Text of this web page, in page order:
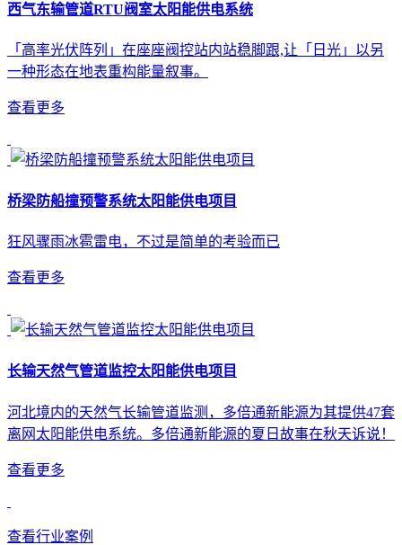
西气东输管道RTU阀室太阳能供电系统
「高率光伏阵列」在座座阀控站内站稳脚跟,让「日光」以另
一种形态在地表重构能量叙事。
查看更多
桥梁防船撞预警系统太阳能供电项目
狂风骤雨冰雹雷电，不过是简单的考验而已
查看更多
长输天然气管道监控太阳能供电项目
河北境内的天然气长输管道监测，多倍通新能源为其提供47套
离网太阳能供电系统。多倍通新能源的夏日故事在秋天诉说！
查看更多
查看行业案例